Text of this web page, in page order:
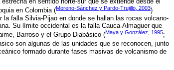
en Colombia (Moreno-Sánchez y Pardo-Trujillo, 2003)
falla Silvia-Pijao en donde se hallan las rocas volcano-
Su límite occidental es la falla Cauca-Almaguer que
Barroso y el Grupo Diabásico (Maya y González, 1995;
son algunas de las unidades que se reconocen, junto
formado durante fases masivas de volcanismo de